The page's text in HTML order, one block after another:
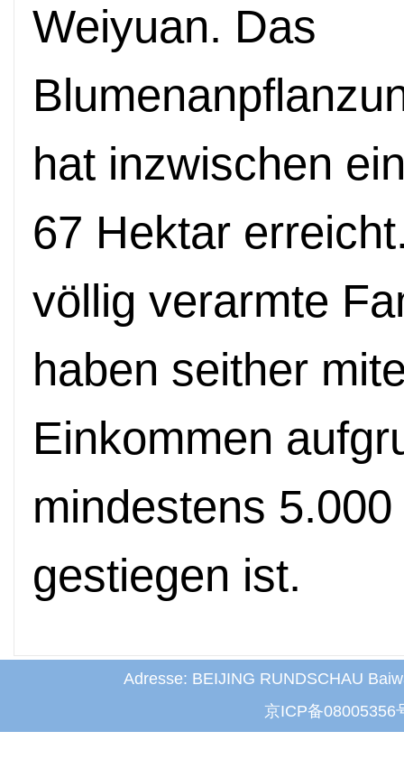
Weiyuan. Das
hat inzwischen
67 Hektar
völlig verarmte
haben seither
Einkommen
mindestens
gestiegen ist.
Adresse: BEIJING RUNDSCHAU
京ICP备08005356